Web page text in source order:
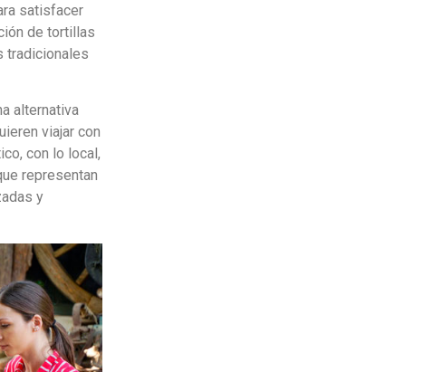
satisfacer
de tortillas
tradicionales
alternativa
viajar con
con lo local,
representan
y